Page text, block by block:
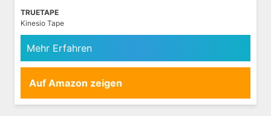
TRUETAPE
Kinesio Tape
Mehr Erfahren
Auf Amazon zeigen